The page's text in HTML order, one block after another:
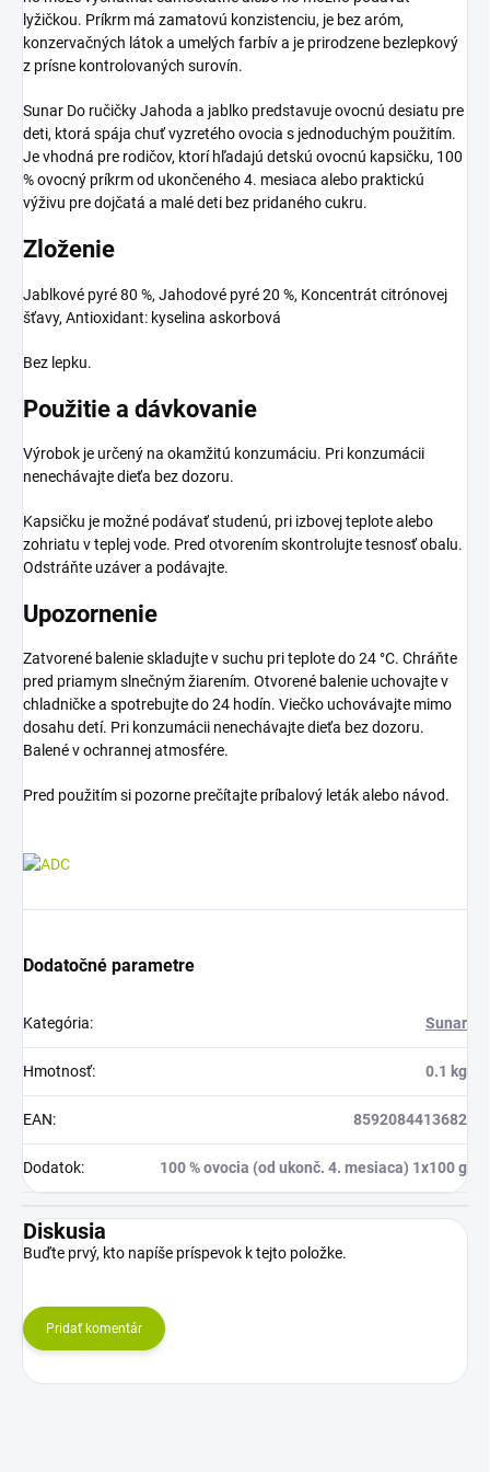
lyžičkou. Príkrm má zamatovú konzistenciu, je bez aróm,
konzervačných látok a umelých farbív a je prirodzene bezlepkový
z prísne kontrolovaných surovín.
Sunar Do ručičky Jahoda a jablko predstavuje ovocnú desiatu pre
deti, ktorá spája chuť vyzretého ovocia s jednoduchým použitím.
Je vhodná pre rodičov, ktorí hľadajú detskú ovocnú kapsičku, 100
% ovocný príkrm od ukončeného 4. mesiaca alebo praktickú
výživu pre dojčatá a malé deti bez pridaného cukru.
Zloženie
Jablkové pyré 80 %, Jahodové pyré 20 %, Koncentrát citrónovej
šťavy, Antioxidant: kyselina askorbová
Bez lepku.
Použitie a dávkovanie
Výrobok je určený na okamžitú konzumáciu. Pri konzumácii
nenechávajte dieťa bez dozoru.
Kapsičku je možné podávať studenú, pri izbovej teplote alebo
zohriatu v teplej vode. Pred otvorením skontrolujte tesnosť obalu.
Odstráňte uzáver a podávajte.
Upozornenie
Zatvorené balenie skladujte v suchu pri teplote do 24 °C. Chráňte
pred priamym slnečným žiarením. Otvorené balenie uchovajte v
chladničke a spotrebujte do 24 hodín. Viečko uchovávajte mimo
dosahu detí. Pri konzumácii nenechávajte dieťa bez dozoru.
Balené v ochrannej atmosfére.
Pred použitím si pozorne prečítajte príbalový leták alebo návod.
Dodatočné parametre
Kategória: Sunar
Hmotnosť: 0.1 kg
EAN: 8592084413682
Dodatok: 100 % ovocia (od ukonč. 4. mesiaca) 1x100 g
Diskusia
Buďte prvý, kto napíše príspevok k tejto položke.
Pridať komentár